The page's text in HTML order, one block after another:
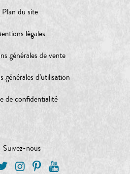
Plan du site
légales
générales de vente
générales d’utilisation
de confidentialité
Suivez-nous